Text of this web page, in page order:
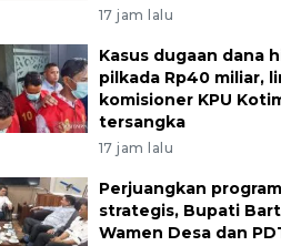
17 jam lalu
Kasus dugaan dana
pilkada Rp40 miliar,
komisioner KPU
tersangka
17 jam lalu
Perjuangkan program
strategis, Bupati
Wamen Desa dan